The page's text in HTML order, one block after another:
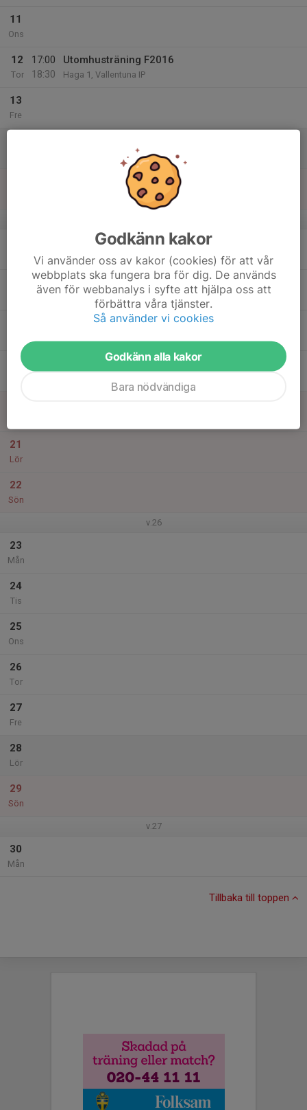
11
Ons
12
Tor
17:00
18:30
Utomhusträning F2016
Haga 1, Vallentuna IP
13
Fre
19
21
Lör
22
Sön
v.26
23
Mån
24
Tis
25
Ons
26
Tor
27
Fre
28
Lör
29
Sön
v.27
30
Mån
Tillbaka till toppen
Godkänn kakor
Vi använder oss av kakor (cookies) för att vår
webbplats ska fungera bra för dig. De används
även för webbanalys i syfte att hjälpa oss att
förbättra våra tjänster.
Så använder vi cookies
Godkänn alla kakor
Bara nödvändiga